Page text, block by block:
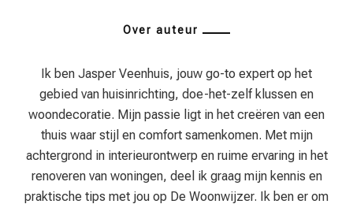
Over auteur
Ik ben Jasper Veenhuis, jouw go-to expert op het
gebied van huisinrichting, doe-het-zelf klussen en
woondecoratie. Mijn passie ligt in het creëren van een
thuis waar stijl en comfort samenkomen. Met mijn
achtergrond in interieurontwerp en ruime ervaring in het
renoveren van woningen, deel ik graag mijn kennis en
praktische tips met jou op De Woonwijzer. Ik ben er om